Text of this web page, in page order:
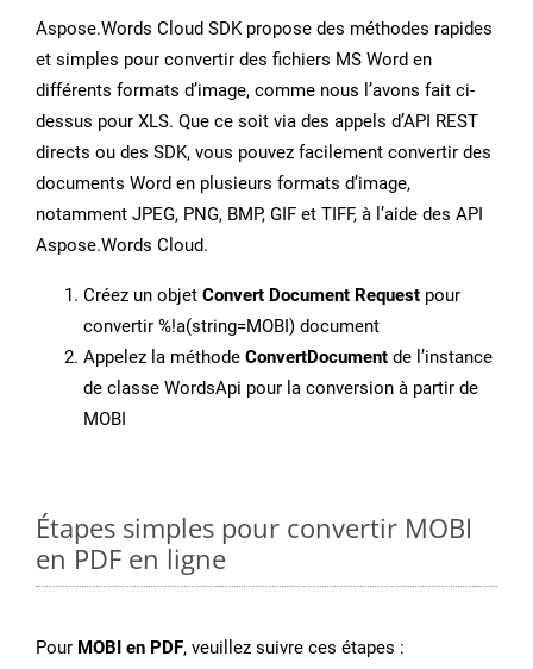
Aspose.Words Cloud SDK propose des méthodes rapides
et simples pour convertir des fichiers MS Word en
différents formats d’image, comme nous l’avons fait ci-
dessus pour XLS. Que ce soit via des appels d’API REST
directs ou des SDK, vous pouvez facilement convertir des
documents Word en plusieurs formats d’image,
notamment JPEG, PNG, BMP, GIF et TIFF, à l’aide des API
Aspose.Words Cloud.
Créez un objet Convert Document Request pour
convertir %!a(string=MOBI) document
Appelez la méthode ConvertDocument de l’instance
de classe WordsApi pour la conversion à partir de
MOBI
Étapes simples pour convertir MOBI
en PDF en ligne
Pour MOBI en PDF, veuillez suivre ces étapes :